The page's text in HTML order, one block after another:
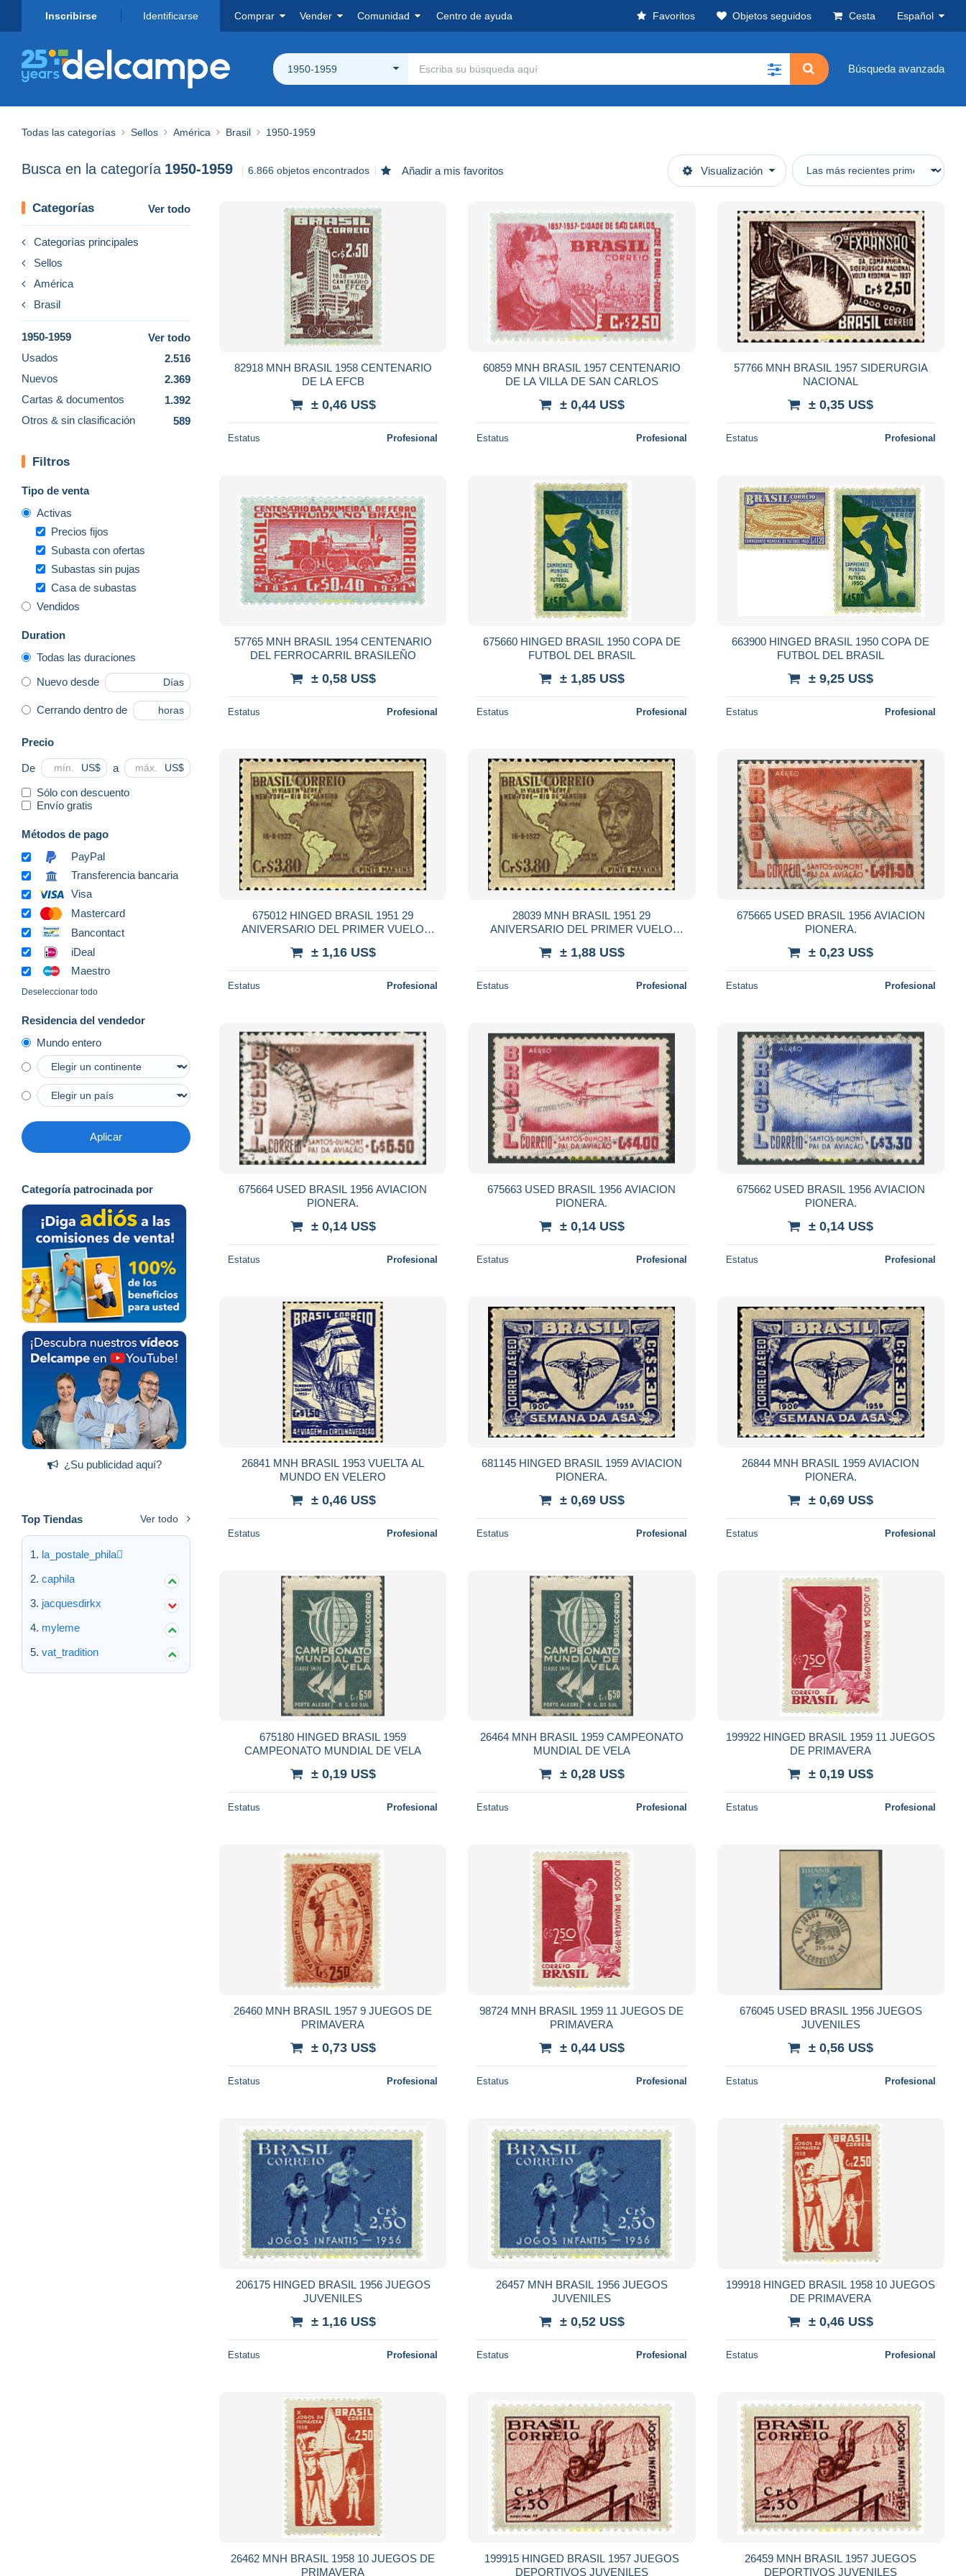
Inscribirse Identificarse Comprar Vender Comunidad Centro de ayuda Favoritos Objetos seguidos Cesta Español
1950-1959 Búsqueda avanzada
Todas las categorías Sellos América Brasil 1950-1959
Busca en la categoría 1950-1959 6.866 objetos encontrados Añadir a mis favoritos Visualización
Categorías Ver todo
Categorías principales
Sellos
América
Brasil
1950-1959
Ver todo
Usados
2.516
Nuevos
2.369
Cartas & documentos
1.392
Otros & sin clasificación
589
Filtros
Tipo de venta
Activas
Precios fijos
Subasta con ofertas
Subastas sin pujas
Casa de subastas
Vendidos
Duration
Todas las duraciones
Nuevo desde Días
Cerrando dentro de horas
Precio
De US$ a US$
Sólo con descuento
Envío gratis
Métodos de pago
PayPal
Transferencia bancaria
Visa
Mastercard
Bancontact
iDeal
Maestro
Deseleccionar todo
Residencia del vendedor
Mundo entero
Aplicar
Categoría patrocinada por
¿Su publicidad aquí?
Top Tiendas Ver todo
la_postale_phila
caphila
jacquesdirkx
myleme
vat_tradition
82918 MNH BRASIL 1958 CENTENARIO
DE LA EFCB
± 0,46 US$
Estatus Profesional
60859 MNH BRASIL 1957 CENTENARIO
DE LA VILLA DE SAN CARLOS
± 0,44 US$
Estatus Profesional
57766 MNH BRASIL 1957 SIDERURGIA
NACIONAL
± 0,35 US$
Estatus Profesional
57765 MNH BRASIL 1954 CENTENARIO
DEL FERROCARRIL BRASILEÑO
± 0,58 US$
Estatus Profesional
675660 HINGED BRASIL 1950 COPA DE
FUTBOL DEL BRASIL
± 1,85 US$
Estatus Profesional
663900 HINGED BRASIL 1950 COPA DE
FUTBOL DEL BRASIL
± 9,25 US$
Estatus Profesional
675012 HINGED BRASIL 1951 29
ANIVERSARIO DEL PRIMER VUELO
± 1,16 US$
Estatus Profesional
28039 MNH BRASIL 1951 29
ANIVERSARIO DEL PRIMER VUELO
± 1,88 US$
Estatus Profesional
675665 USED BRASIL 1956 AVIACION
PIONERA.
± 0,23 US$
Estatus Profesional
675664 USED BRASIL 1956 AVIACION
PIONERA.
± 0,14 US$
Estatus Profesional
675663 USED BRASIL 1956 AVIACION
PIONERA.
± 0,14 US$
Estatus Profesional
675662 USED BRASIL 1956 AVIACION
PIONERA.
± 0,14 US$
Estatus Profesional
26841 MNH BRASIL 1953 VUELTA AL
MUNDO EN VELERO
± 0,46 US$
Estatus Profesional
681145 HINGED BRASIL 1959 AVIACION
PIONERA.
± 0,69 US$
Estatus Profesional
26844 MNH BRASIL 1959 AVIACION
PIONERA.
± 0,69 US$
Estatus Profesional
675180 HINGED BRASIL 1959
CAMPEONATO MUNDIAL DE VELA
± 0,19 US$
Estatus Profesional
26464 MNH BRASIL 1959 CAMPEONATO
MUNDIAL DE VELA
± 0,28 US$
Estatus Profesional
199922 HINGED BRASIL 1959 11 JUEGOS
DE PRIMAVERA
± 0,19 US$
Estatus Profesional
26460 MNH BRASIL 1957 9 JUEGOS DE
PRIMAVERA
± 0,73 US$
Estatus Profesional
98724 MNH BRASIL 1959 11 JUEGOS DE
PRIMAVERA
± 0,44 US$
Estatus Profesional
676045 USED BRASIL 1956 JUEGOS
JUVENILES
± 0,56 US$
Estatus Profesional
206175 HINGED BRASIL 1956 JUEGOS
JUVENILES
± 1,16 US$
Estatus Profesional
26457 MNH BRASIL 1956 JUEGOS
JUVENILES
± 0,52 US$
Estatus Profesional
199918 HINGED BRASIL 1958 10 JUEGOS
DE PRIMAVERA
± 0,46 US$
Estatus Profesional
26462 MNH BRASIL 1958 10 JUEGOS DE
PRIMAVERA
199915 HINGED BRASIL 1957 JUEGOS
DEPORTIVOS JUVENILES
26459 MNH BRASIL 1957 JUEGOS
DEPORTIVOS JUVENILES